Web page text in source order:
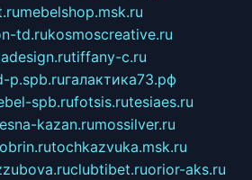
mebelshop.msk.ru
td.rukosmoscreative.ru
tiffany-c.ru
p.spb.ruгалактика73.рф
spb.rufotsis.rutesiaes.ru
kazan.rumossilver.ru
tochkazvuka.msk.ru
clubtibet.ruorior-aks.ru